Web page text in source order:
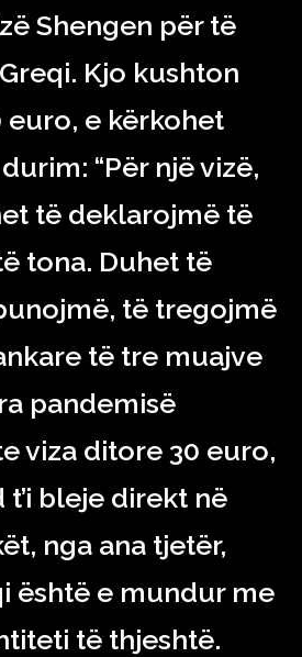
Shengen për të
Kjo kushton
e kërkohet
“Për një vizë,
të deklarojmë të
tona. Duhet të
të tregojmë
të tre muajve
pandemisë
viza ditore 30 euro,
bleje direkt në
nga ana tjetër,
është e mundur me
të thjeshtë.